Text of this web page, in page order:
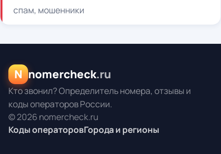
спам, мошенники
N nomercheck.ru
Кто звонил? Определитель номера, отзывы и
коды операторов России.
© 2026 nomercheck.ru
Коды операторовГорода и регионы